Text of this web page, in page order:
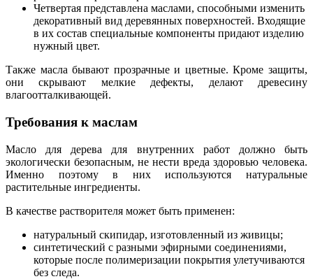
Четвертая представлена маслами, способными изменить
декоративный вид деревянных поверхностей. Входящие
в их состав специальные компоненты придают изделию
нужный цвет.
Также масла бывают прозрачные и цветные. Кроме защиты,
они скрывают мелкие дефекты, делают древесину
влагоотталкивающей.
Требования к маслам
Масло для дерева для внутренних работ должно быть
экологически безопасным, не нести вреда здоровью человека.
Именно поэтому в них используются натуральные
растительные ингредиенты.
В качестве растворителя может быть применен:
натуральный скипидар, изготовленный из живицы;
синтетический с разными эфирными соединениями,
которые после полимеризации покрытия улетучиваются
без следа.